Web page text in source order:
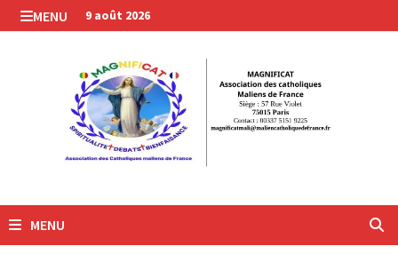
Passer
au
MENU 9 août 2026
MENU